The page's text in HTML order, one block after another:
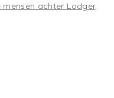
mensen achter Lodger.